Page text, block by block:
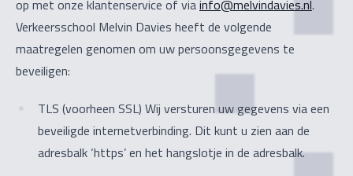
op met onze klantenservice of viainfo@melvindavies.nl.
Verkeersschool Melvin Davies heeft de volgende
maatregelen genomen om uw persoonsgegevens te
beveiligen:
TLS (voorheen SSL) Wij versturen uw gegevens via een
beveiligde internetverbinding. Dit kunt u zien aan de
adresbalk ‘https’ en het hangslotje in de adresbalk.